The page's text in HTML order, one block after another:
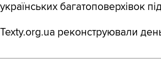
українських багатоповерхівок
Texty.org.ua реконструювали